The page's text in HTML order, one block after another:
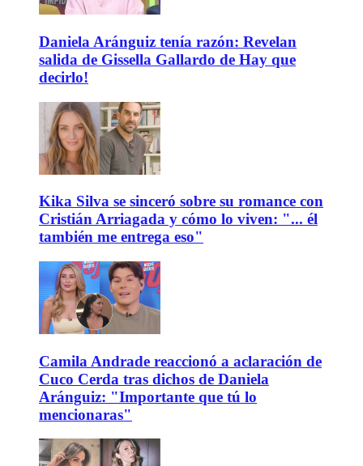
Daniela Aránguiz tenía razón: Revelan
salida de Gissella Gallardo de Hay que
decirlo!
Kika Silva se sinceró sobre su romance con
Cristián Arriagada y cómo lo viven: "... él
también me entrega eso"
Camila Andrade reaccionó a aclaración de
Cuco Cerda tras dichos de Daniela
Aránguiz: "Importante que tú lo
mencionaras"